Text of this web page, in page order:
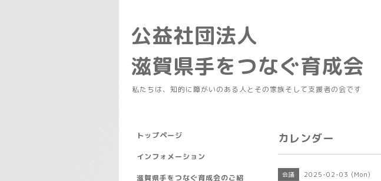
公益社団法人
滋賀県手をつなぐ育成会
私たちは、知的に障がいのある人とその家族そして支援者の会です
カレンダー
会議 2025-02-03 (Mon)
トップページ
インフォメーション
滋賀県手をつなぐ育成会のご紹